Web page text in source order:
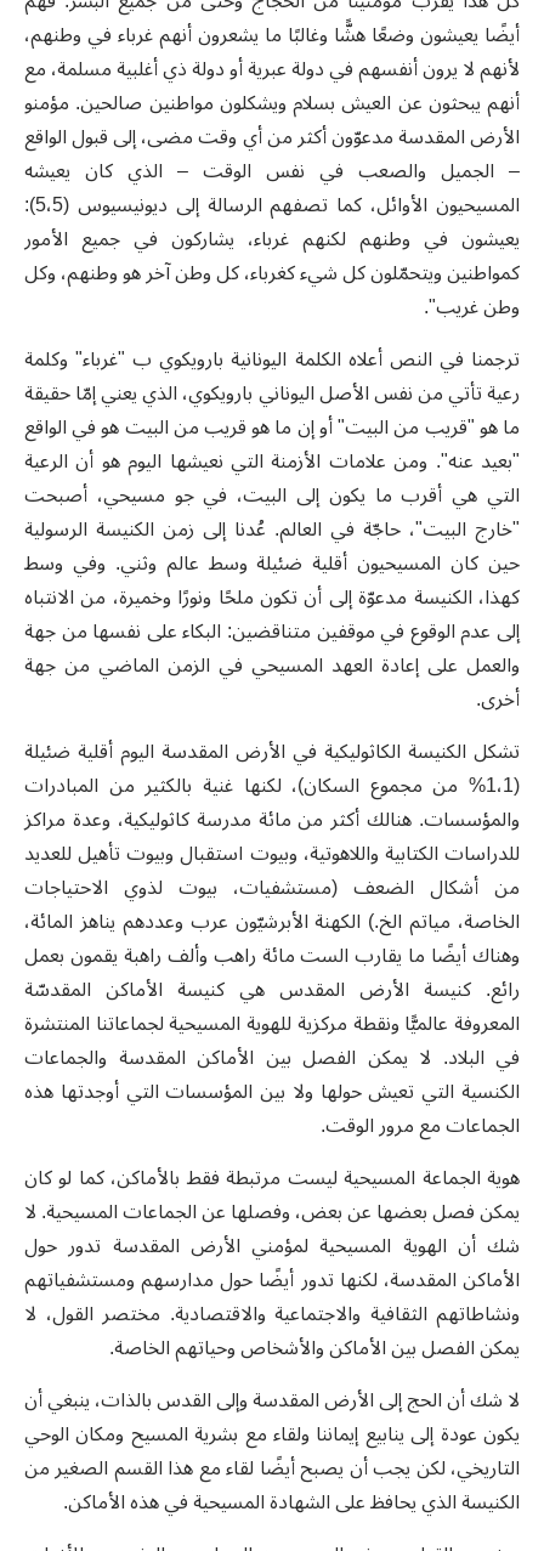
أيضًا يعيشون وضعًا هشًّا وغالبًا ما يشعرون أنهم غرباء في وطنهم،
لأنهم لا يرون أنفسهم في دولة عبرية أو دولة ذي أغلبية مسلمة، مع
أنهم يبحثون عن العيش بسلام ويشكلون مواطنين صالحين. مؤمنو
الأرض المقدسة مدعوّون أكثر من أي وقت مضى، إلى قبول الواقع
– الجميل والصعب في نفس الوقت – الذي كان يعيشه
المسيحيون الأوائل، كما تصفهم الرسالة إلى ديونيسيوس (5،5):
يعيشون في وطنهم لكنهم غرباء، يشاركون في جميع الأمور
كمواطنين ويتحمّلون كل شيء كغرباء، كل وطن آخر هو وطنهم، وكل
وطن غريب".
ترجمنا في النص أعلاه الكلمة اليونانية بارويكوي ب "غرباء" وكلمة
رعية تأتي من نفس الأصل اليوناني بارويكوي، الذي يعني إمّا حقيقة
ما هو "قريب من البيت" أو إن ما هو قريب من البيت هو في الواقع
"بعيد عنه". ومن علامات الأزمنة التي نعيشها اليوم هو أن الرعية
التي هي أقرب ما يكون إلى البيت، في جو مسيحي، أصبحت
"خارج البيت"، حاجّة في العالم. عُدنا إلى زمن الكنيسة الرسولية
حين كان المسيحيون أقلية ضئيلة وسط عالم وثني. وفي وسط
كهذا، الكنيسة مدعوّة إلى أن تكون ملحًا ونورًا وخميرة، من الانتباه
إلى عدم الوقوع في موقفين متناقضين: البكاء على نفسها من جهة
والعمل على إعادة العهد المسيحي في الزمن الماضي من جهة
أخرى.
تشكل الكنيسة الكاثوليكية في الأرض المقدسة اليوم أقلية ضئيلة
(1،1% من مجموع السكان)، لكنها غنية بالكثير من المبادرات
والمؤسسات. هنالك أكثر من مائة مدرسة كاثوليكية، وعدة مراكز
للدراسات الكتابية واللاهوتية، وبيوت استقبال وبيوت تأهيل للعديد
من أشكال الضعف (مستشفيات، بيوت لذوي الاحتياجات
الخاصة، مياتم الخ.) الكهنة الأبرشيّون عرب وعددهم يناهز المائة،
وهناك أيضًا ما يقارب الست مائة راهب وألف راهبة يقمون بعمل
رائع. كنيسة الأرض المقدس هي كنيسة الأماكن المقدسّة
المعروفة عالميًّا ونقطة مركزية للهوية المسيحية لجماعاتنا المنتشرة
في البلاد. لا يمكن الفصل بين الأماكن المقدسة والجماعات
الكنسية التي تعيش حولها ولا بين المؤسسات التي أوجدتها هذه
الجماعات مع مرور الوقت.
هوية الجماعة المسيحية ليست مرتبطة فقط بالأماكن، كما لو كان
يمكن فصل بعضها عن بعض، وفصلها عن الجماعات المسيحية. لا
شك أن الهوية المسيحية لمؤمني الأرض المقدسة تدور حول
الأماكن المقدسة، لكنها تدور أيضًا حول مدارسهم ومستشفياتهم
ونشاطاتهم الثقافية والاجتماعية والاقتصادية. مختصر القول، لا
يمكن الفصل بين الأماكن والأشخاص وحياتهم الخاصة.
لا شك أن الحج إلى الأرض المقدسة وإلى القدس بالذات، ينبغي أن
يكون عودة إلى ينابيع إيماننا ولقاء مع بشرية المسيح ومكان الوحي
التاريخي، لكن يجب أن يصبح أيضًا لقاء مع هذا القسم الصغير من
الكنيسة الذي يحافظ على الشهادة المسيحية في هذه الأماكن.